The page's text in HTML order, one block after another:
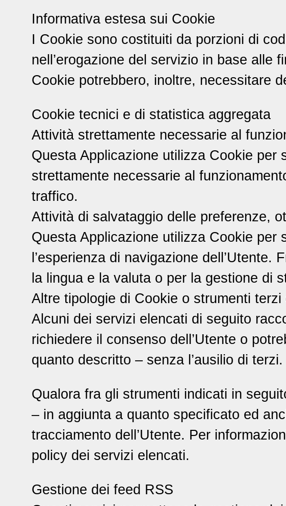
Informativa estesa sui Cookie
I Cookie sono costituiti da porzioni di
nell’erogazione del servizio in base alle
Cookie potrebbero, inoltre, necessitare
Cookie tecnici e di statistica aggregata
Attività strettamente necessarie al
Questa Applicazione utilizza Cookie per
strettamente necessarie al
traffico.
Attività di salvataggio delle preferenze,
Questa Applicazione utilizza Cookie per
l’esperienza di navigazione
la lingua e la valuta o per la gestione di
Altre tipologie di Cookie o strumenti
Alcuni dei servizi elencati di seguito
richiedere il consenso dell’Utente o
quanto descritto – senza l’ausilio di terzi.
Qualora fra gli strumenti indicati in
– in aggiunta a quanto specificato ed
tracciamento dell’Utente. Per
policy dei servizi elencati.
Gestione dei feed RSS